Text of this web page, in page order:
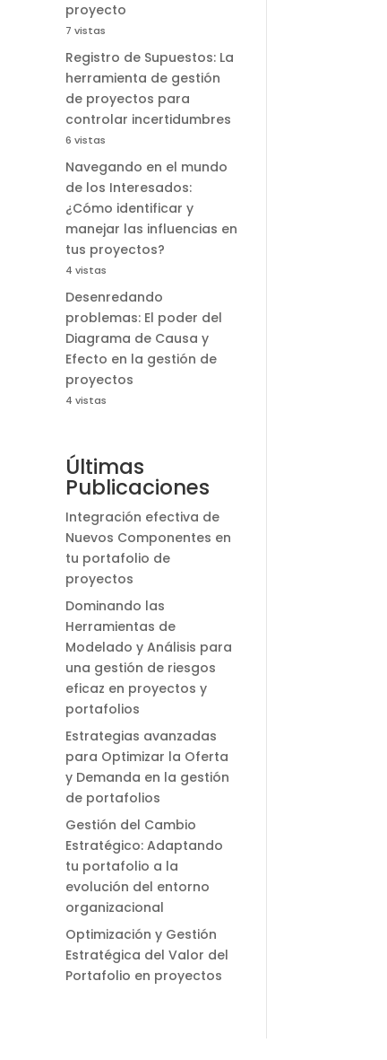
proyecto
7 vistas
Registro de Supuestos: La
herramienta de gestión
de proyectos para
controlar incertidumbres
6 vistas
Navegando en el mundo
de los Interesados:
¿Cómo identificar y
manejar las influencias en
tus proyectos?
4 vistas
Desenredando
problemas: El poder del
Diagrama de Causa y
Efecto en la gestión de
proyectos
4 vistas
Últimas
Publicaciones
Integración efectiva de
Nuevos Componentes en
tu portafolio de
proyectos
Dominando las
Herramientas de
Modelado y Análisis para
una gestión de riesgos
eficaz en proyectos y
portafolios
Estrategias avanzadas
para Optimizar la Oferta
y Demanda en la gestión
de portafolios
Gestión del Cambio
Estratégico: Adaptando
tu portafolio a la
evolución del entorno
organizacional
Optimización y Gestión
Estratégica del Valor del
Portafolio en proyectos